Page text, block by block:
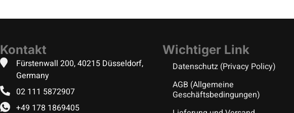
Kontakt
Fürstenwall 200, 40215 Düsseldorf,
Germany
02 111 5872907
+49 178 1869405
Wichtiger Link
Datenschutz (Privacy Policy)
AGB (Allgemeine
Geschäftsbedingungen)